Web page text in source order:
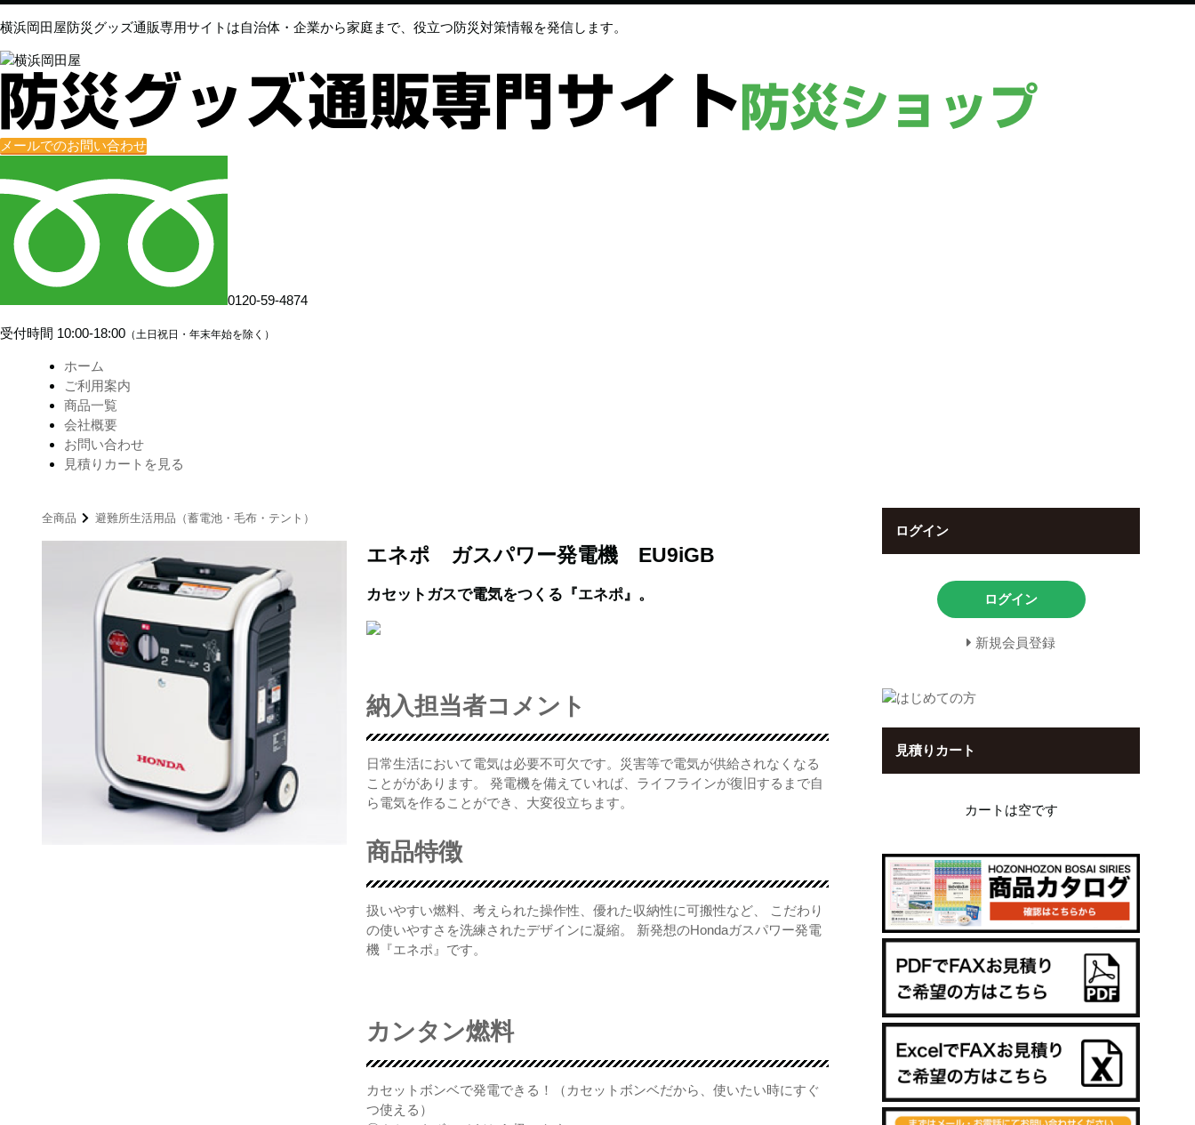
横浜岡田屋防災グッズ通販専用サイトは自治体・企業から家庭まで、役立つ防災対策情報を発信します。
メールでのお問い合わせ
0120-59-4874
受付時間 10:00-18:00 （土日祝日・年末年始を除く）
ホーム
ご利用案内
商品一覧
会社概要
お問い合わせ
見積りカートを見る
全商品 避難所生活用品（蓄電池・毛布・テント）
エネポ ガスパワー発電機 EU9iGB
カセットガスで電気をつくる『エネポ』。
納入担当者コメント
日常生活において電気は必要不可欠です。災害等で電気が供給されなくなる
ことががあります。 発電機を備えていれば、ライフラインが復旧するまで自
ら電気を作ることができ、大変役立ちます。
商品特徴
扱いやすい燃料、考えられた操作性、優れた収納性に可搬性など、 こだわり
の使いやすさを洗練されたデザインに凝縮。 新発想のHondaガスパワー発電
機『エネポ』です。
カンタン燃料
カセットボンベで発電できる！（カセットボンベだから、使いたい時にすぐ
つ使える）
ログイン
ログイン
新規会員登録
見積りカート
カートは空です